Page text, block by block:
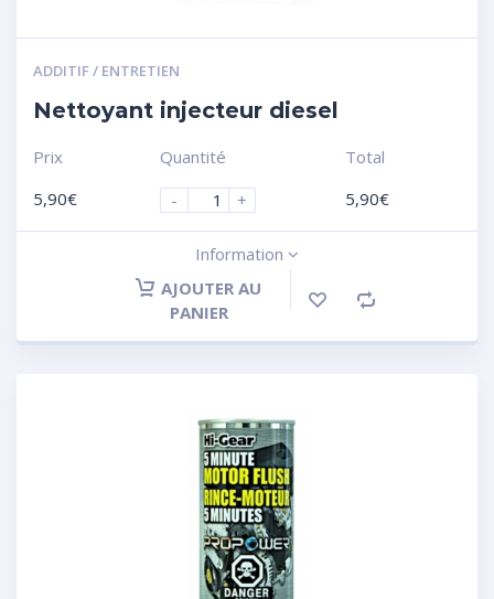
ADDITIF / ENTRETIEN
Nettoyant injecteur diesel
Prix
5,90€
Quantité
-
+
Total
5,90€
Information
AJOUTER AU
PANIER